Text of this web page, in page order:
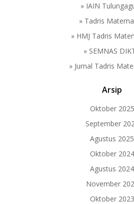
» IAIN
» Tadris
» HMJ Tadris
» SEMNAS
» Jurnal Tadris
Arsip
Oktober 2025
September
Agustus 2025
Oktober 2024
Agustus 2024
November
Oktober 2023